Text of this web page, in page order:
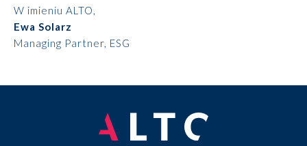
Dlaczego ALTO
Case studies
Baza wiedzy
ALTOstratus
W imieniu ALTO,
Ewa Solarz
Managing Partner, ESG